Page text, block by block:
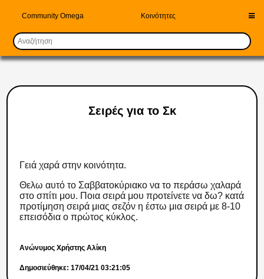
Community Omega Κοινότητες
Σειρές για το Σκ
Γειά χαρά στην κοινότητα.
Θελω αυτό το Σαββατοκύριακο να το περάσω χαλαρά
στο σπίτι μου. Ποια σειρά μου προτείνετε να δω? κατά
προτίμηση σειρά μιας σεζόν η έστω μια σειρά με 8-10
επεισόδια ο πρώτος κύκλος.
Ανώνυμος Χρήστης Αλίκη
Δημοσιεύθηκε: 17/04/21 03:21:05